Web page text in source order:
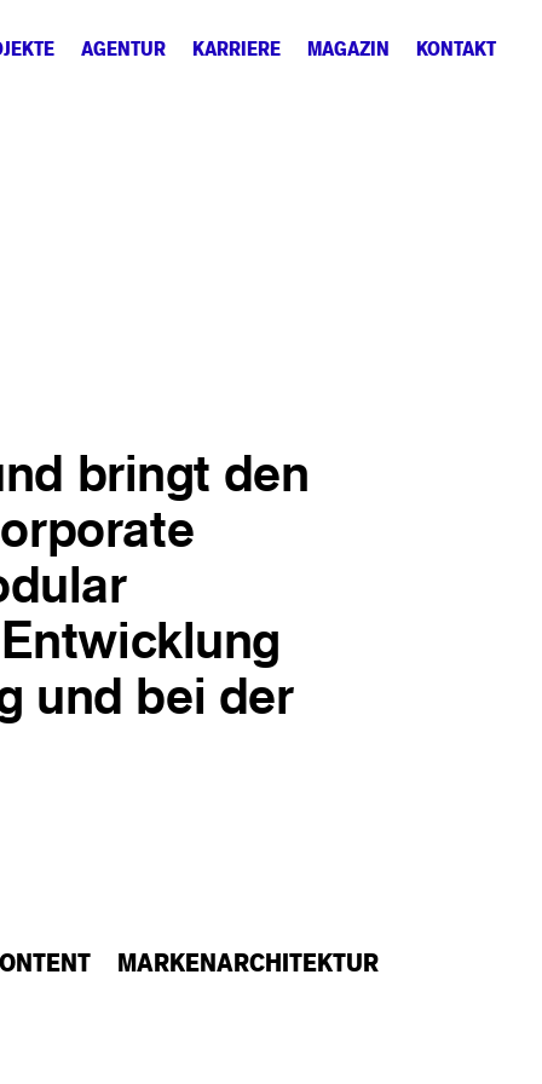
AGENTUR KARRIERE MAGAZIN KONTAKT
bringt den
und bei der
MARKENARCHITEKTUR